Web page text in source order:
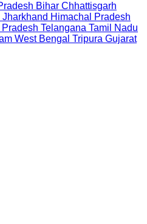
Bihar Chhattisgarh
Jharkhand Himachal Pradesh
Telangana Tamil Nadu
West Bengal Tripura Gujarat